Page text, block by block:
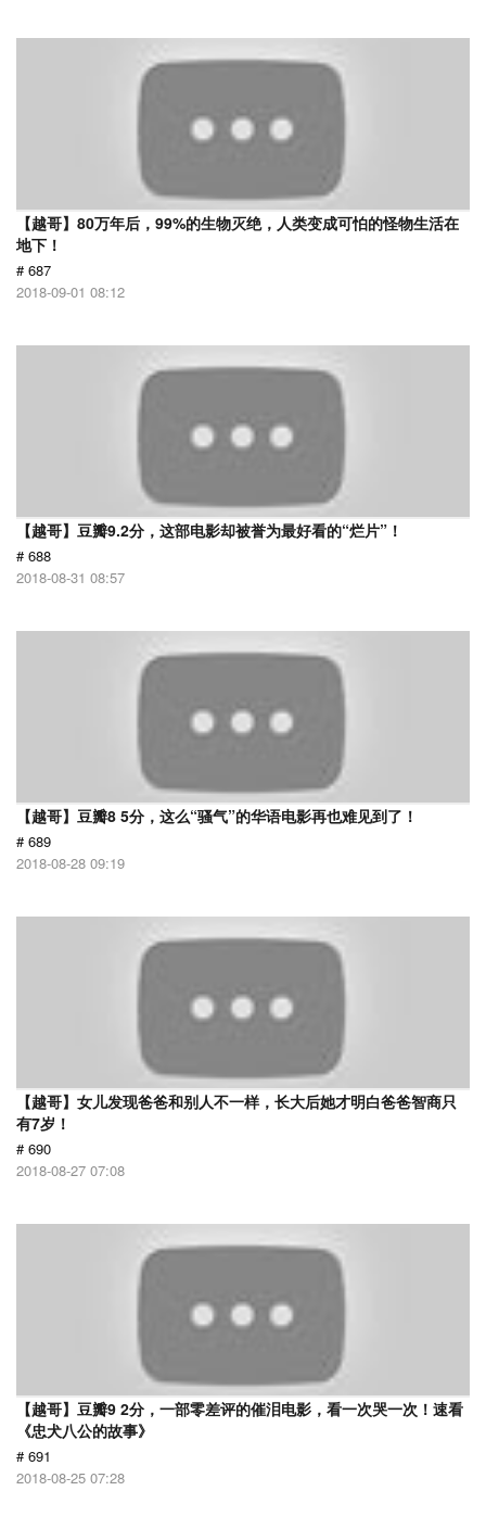
【越哥】80万年后，99%的生物灭绝，人类变成可怕的怪物生活在
地下！
# 687
2018-09-01 08:12
【越哥】豆瓣9.2分，这部电影却被誉为最好看的“烂片”！
# 688
2018-08-31 08:57
【越哥】豆瓣8 5分，这么“骚气”的华语电影再也难见到了！
# 689
2018-08-28 09:19
【越哥】女儿发现爸爸和别人不一样，长大后她才明白爸爸智商只
有7岁！
# 690
2018-08-27 07:08
【越哥】豆瓣9 2分，一部零差评的催泪电影，看一次哭一次！速看
《忠犬八公的故事》
# 691
2018-08-25 07:28